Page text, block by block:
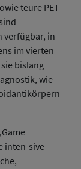
teure PET-
verfügbar, in
im vierten
bislang
wie
inten-sive